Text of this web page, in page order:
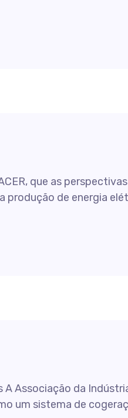
que as
de energia
Associação da
um sistema de